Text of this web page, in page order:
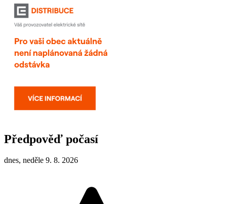
Předpověď počasí
dnes, neděle 9. 8. 2026